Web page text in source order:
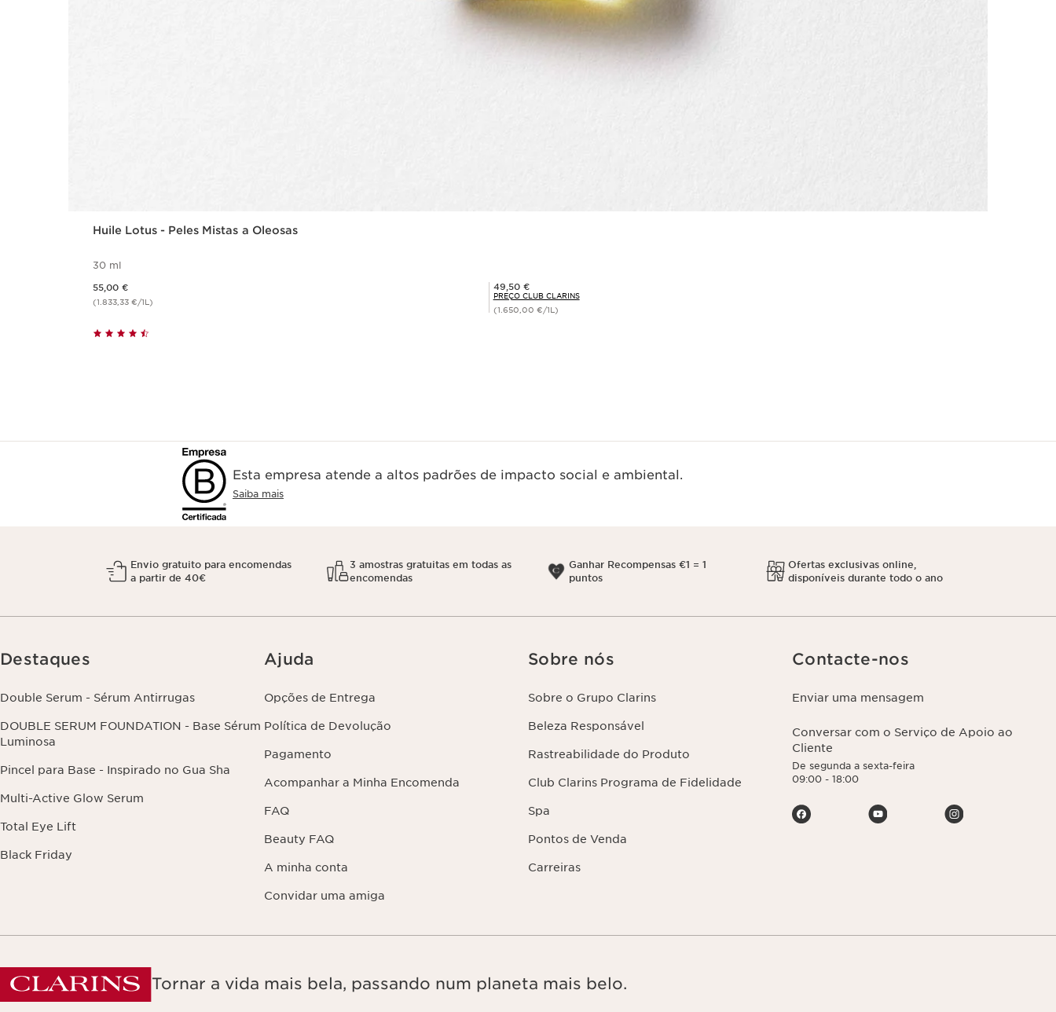
Huile Lotus - Peles Mistas a Oleosas
30 ml
55,00 €
(1.833,33 €/1L)
Preço Club Clarins 49,50 €
49,50 €
PREÇO CLUB CLARINS
(1.650,00 €/1L)
Esta empresa atende a altos padrões de impacto social e ambiental.
Saiba mais
Envio gratuito para encomendas
a partir de 40€
3 amostras gratuitas em todas as
encomendas
Ganhar Recompensas €1 = 1
puntos
Ofertas exclusivas online,
disponíveis durante todo o ano
Destaques
Double Serum - Sérum Antirrugas
DOUBLE SERUM FOUNDATION - Base Sérum
Luminosa
Pincel para Base - Inspirado no Gua Sha
Multi-Active Glow Serum
Total Eye Lift
Black Friday
Ajuda
Opções de Entrega
Política de Devolução
Pagamento
Acompanhar a Minha Encomenda
FAQ
Beauty FAQ
A minha conta
Convidar uma amiga
Sobre nós
Sobre o Grupo Clarins
Beleza Responsável
Rastreabilidade do Produto
Club Clarins Programa de Fidelidade
Spa
Pontos de Venda
Carreiras
Contacte-nos
Enviar uma mensagem
Conversar com o Serviço de Apoio ao
Cliente
De segunda a sexta-feira
09:00 - 18:00
Tornar a vida mais bela, passando num planeta mais belo.